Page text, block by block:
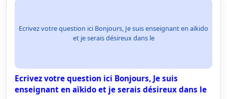
Ecrivez votre question ici Bonjours, Je suis enseignant en aïkido
et je serais désireux dans le
Ecrivez votre question ici Bonjours, Je suis
enseignant en aïkido et je serais désireux dans le